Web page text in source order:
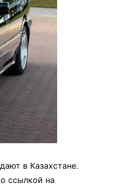
в Казахстане.
ссылкой на